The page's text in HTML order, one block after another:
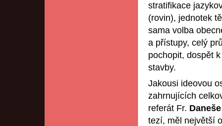
stratifikace
(rovin), jednotek
sama volba
a přístupy, celý
pochopit, dospět
stavby.
Jakousi ideovou
zahrnujících
referát Fr.
tezí, měl největší